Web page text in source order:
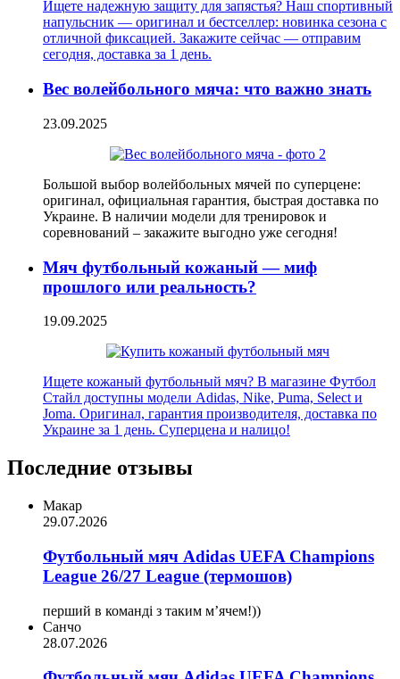
Ищете надежную защиту для запястья? Наш спортивный
напульсник — оригинал и бестселлер: новинка сезона с
отличной фиксацией. Закажите сейчас — отправим
сегодня, доставка за 1 день.
Вес волейбольного мяча: что важно знать
23.09.2025
Большой выбор волейбольных мячей по суперцене:
оригинал, официальная гарантия, быстрая доставка по
Украине. В наличии модели для тренировок и
соревнований – закажите выгодно уже сегодня!
Мяч футбольный кожаный — миф
прошлого или реальность?
19.09.2025
Ищете кожаный футбольный мяч? В магазине Футбол
Стайл доступны модели Adidas, Nike, Puma, Select и
Joma. Оригинал, гарантия производителя, доставка по
Украине за 1 день. Суперцена и налицо!
Последние отзывы
Макар
29.07.2026
Футбольный мяч Adidas UEFA Champions
League 26/27 League (термошов)
перший в команді з таким мʼячем!))
Санчо
28.07.2026